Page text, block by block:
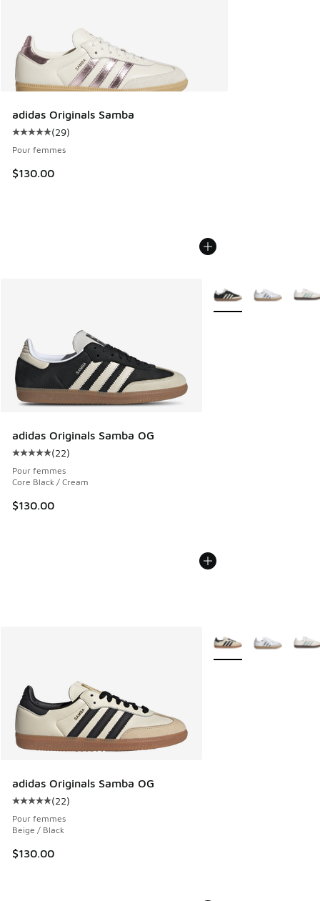
adidas Originals Samba
Cote moyenne du client - [5 sur 5 étoiles], 29
(29)
Pour femmes
$130.00
adidas Originals Samba OG
Cote moyenne du client - [5 sur 5 étoiles], 22
(22)
Pour femmes
Core Black / Cream
$130.00
Plus de couleurs
adidas Originals Samba OG
Cote moyenne du client - [5 sur 5 étoiles], 22
(22)
Pour femmes
Beige / Black
$130.00
Plus de couleurs